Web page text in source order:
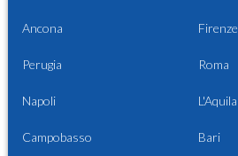
Ancona Firenze
Perugia Roma
Napoli L'Aquila
Campobasso Bari